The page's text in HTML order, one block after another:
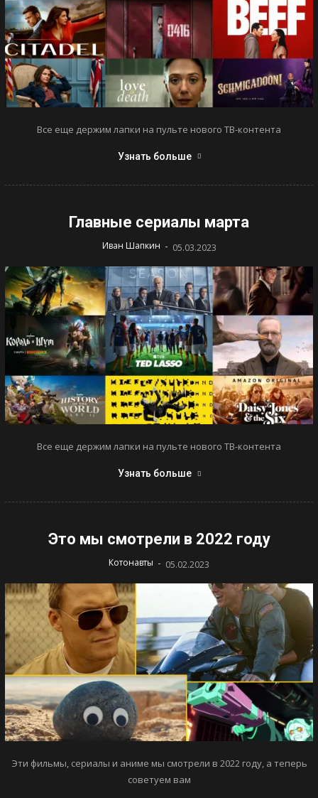
Все еще держим лапки на пульте нового ТВ-контента
Узнать больше
Главные сериалы марта
Иван Шапкин - 05.03.2023
Все еще держим лапки на пульте нового ТВ-контента
Узнать больше
Это мы смотрели в 2022 году
Котонавты - 05.02.2023
Эти фильмы, сериалы и аниме мы смотрели в 2022 году, а теперь
советуем вам